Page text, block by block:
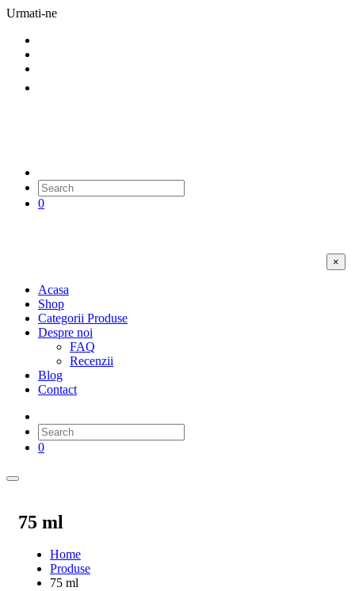
Urmati-ne
0
×
Acasa
Shop
Categorii Produse
Despre noi
FAQ
Recenzii
Blog
Contact
0
75 ml
Home
Produse
75 ml